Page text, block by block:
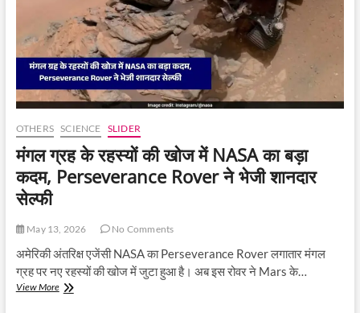
OTHERS SCIENCE SLIDER
मंगल ग्रह के रहस्यों की खोज में NASA का बड़ा
कदम, Perseverance Rover ने भेजी शानदार
सेल्फी
May 13, 2026 No Comments
अमेरिकी अंतरिक्ष एजेंसी NASA का Perseverance Rover लगातार मंगल
ग्रह पर नए रहस्यों की खोज में जुटा हुआ है। अब इस रोवर ने Mars के…
View Moreमंगल